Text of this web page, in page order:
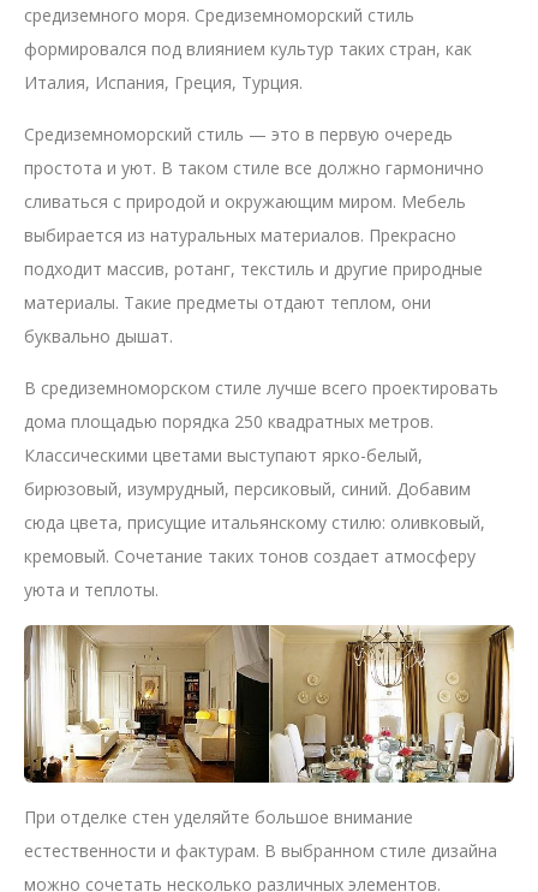
средиземного моря. Средиземноморский стиль
формировался под влиянием культур таких стран, как
Италия, Испания, Греция, Турция.
Средиземноморский стиль — это в первую очередь
простота и уют. В таком стиле все должно гармонично
сливаться с природой и окружающим миром. Мебель
выбирается из натуральных материалов. Прекрасно
подходит массив, ротанг, текстиль и другие природные
материалы. Такие предметы отдают теплом, они
буквально дышат.
В средиземноморском стиле лучше всего проектировать
дома площадью порядка 250 квадратных метров.
Классическими цветами выступают ярко-белый,
бирюзовый, изумрудный, персиковый, синий. Добавим
сюда цвета, присущие итальянскому стилю: оливковый,
кремовый. Сочетание таких тонов создает атмосферу
уюта и теплоты.
При отделке стен уделяйте большое внимание
естественности и фактурам. В выбранном стиле дизайна
можно сочетать несколько различных элементов.